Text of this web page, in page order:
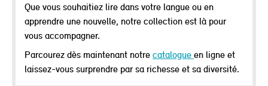
Que vous souhaitiez lire dans votre langue ou en
apprendre une nouvelle, notre collection est là pour
vous accompagner.
Parcourez dès maintenant notre catalogue en ligne et
laissez-vous surprendre par sa richesse et sa diversité.